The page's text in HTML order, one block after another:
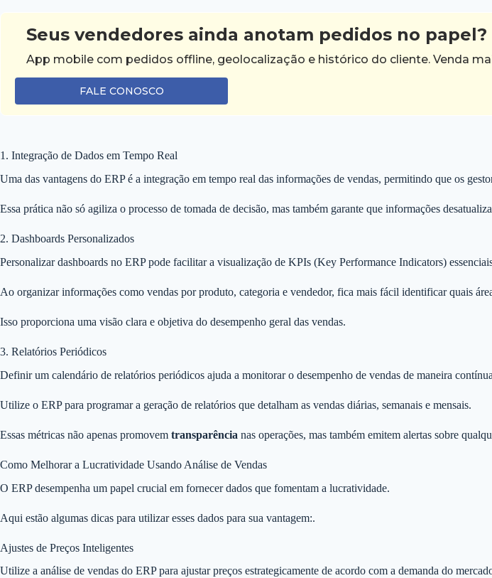
Seus vendedores ainda anotam pedidos no papel?
App mobile com pedidos offline, geolocalização e histórico do cliente. Venda
FALE CONOSCO
1. Integração de Dados em Tempo Real
Uma das vantagens do ERP é a integração em tempo real das informações de vendas, permitindo que os
Essa prática não só agiliza o processo de tomada de decisão, mas também garante que informações
2. Dashboards Personalizados
Personalizar dashboards no ERP pode facilitar a visualização de KPIs (Key Performance Indicators)
Ao organizar informações como vendas por produto, categoria e vendedor, fica mais fácil identificar quais
Isso proporciona uma visão clara e objetiva do desempenho geral das vendas.
3. Relatórios Periódicos
Definir um calendário de relatórios periódicos ajuda a monitorar o desempenho de vendas de maneira
Utilize o ERP para programar a geração de relatórios que detalham as vendas diárias, semanais e mensais.
Essas métricas não apenas promovem transparência nas operações, mas também emitem alertas sobre
Como Melhorar a Lucratividade Usando Análise de Vendas
O ERP desempenha um papel crucial em fornecer dados que fomentam a lucratividade.
Aqui estão algumas dicas para utilizar esses dados para sua vantagem:.
Ajustes de Preços Inteligentes
Utilize a análise de vendas do ERP para ajustar preços estrategicamente de acordo com a demanda do